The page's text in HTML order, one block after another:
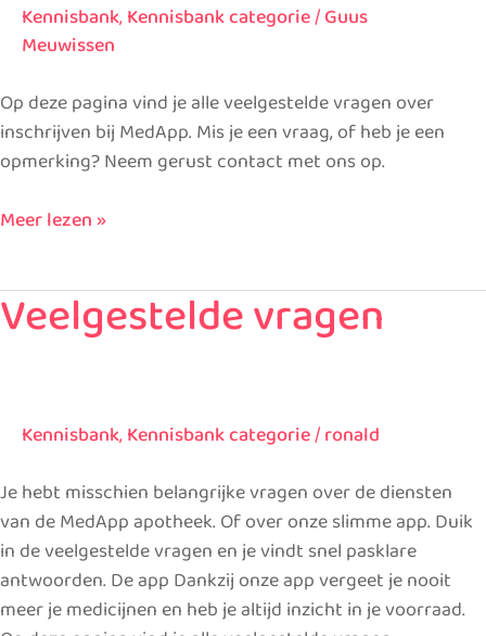
Kennisbank,Kennisbank categorie/Guus
Meuwissen
Op deze pagina vind je alle veelgestelde vragen over
inschrijven bij MedApp. Mis je een vraag, of heb je een
opmerking? Neem gerust contact met ons op.
Meer lezen »
Veelgestelde vragen
Kennisbank,Kennisbank categorie/ronald
Je hebt misschien belangrijke vragen over de diensten
van de MedApp apotheek. Of over onze slimme app. Duik
in de veelgestelde vragen en je vindt snel pasklare
antwoorden. De app Dankzij onze app vergeet je nooit
meer je medicijnen en heb je altijd inzicht in je voorraad.
Veelgestelde
vragen